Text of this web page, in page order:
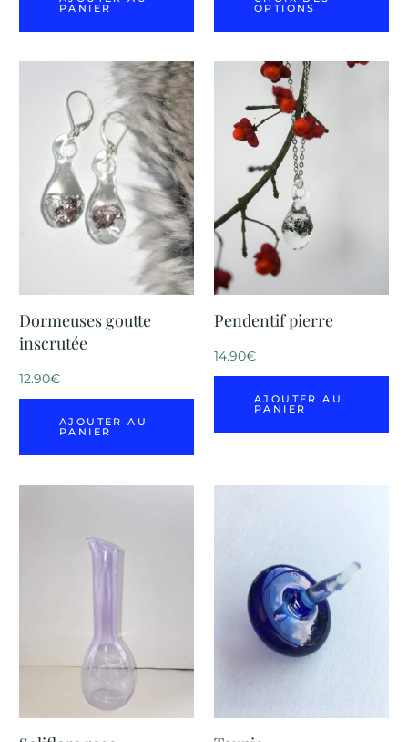
PANIER OPTIONS
Dormeuses goutte
inscrutée
12.90€
AJOUTER AU
PANIER
Pendentif pierre
14.90€
AJOUTER AU
PANIER